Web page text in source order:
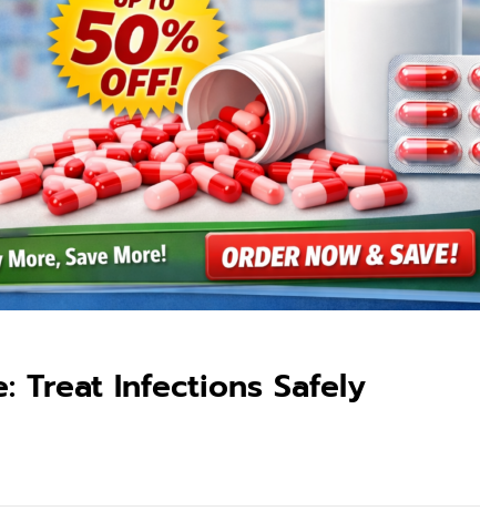
Treat Infections Safely